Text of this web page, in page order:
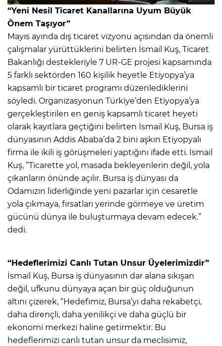
“Yeni Nesil Ticaret Kanallarına Uyum Büyük
Önem Taşıyor”
Mayıs ayında dış ticaret vizyonu açısından da önemli
çalışmalar yürüttüklerini belirten İsmail Kuş, Ticaret
Bakanlığı destekleriyle 7 UR-GE projesi kapsamında
5 farklı sektörden 160 kişilik heyetle Etiyopya’ya
kapsamlı bir ticaret programı düzenlediklerini
söyledi. Organizasyonun Türkiye’den Etiyopya’ya
gerçekleştirilen en geniş kapsamlı ticaret heyeti
olarak kayıtlara geçtiğini belirten İsmail Kuş, Bursa iş
dünyasının Addis Ababa’da 2 bini aşkın Etiyopyalı
firma ile ikili iş görüşmeleri yaptığını ifade etti. İsmail
Kuş, “Ticarette yol, masada bekleyenlerin değil, yola
çıkanların önünde açılır. Bursa iş dünyası da
Odamızın liderliğinde yeni pazarlar için cesaretle
yola çıkmaya, fırsatları yerinde görmeye ve üretim
gücünü dünya ile buluşturmaya devam edecek.”
dedi.
“Hedeflerimizi Canlı Tutan Unsur Üyelerimizdir”
İsmail Kuş, Bursa iş dünyasının dar alana sıkışan
değil, ufkunu dünyaya açan bir güç olduğunun
altını çizerek, “Hedefimiz, Bursa’yı daha rekabetçi,
daha dirençli, daha yenilikçi ve daha güçlü bir
ekonomi merkezi haline getirmektir. Bu
hedeflerimizi canlı tutan unsur da meclisimiz,